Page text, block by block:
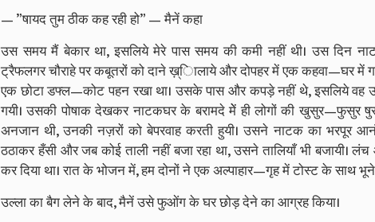
— ”षायद तुम ठीक कह रही हो” — मैनें कहा
उस समय मैं बेकार था, इसलिये मेरे पास समय की कमी नहीं थी। उस दिन
ट्रैफलगर चौराहे पर कबूतरों को दाने ख़्िालाये और दोपहर में एक कहवा—घर में
एक छोटा डफ्ल—कोट पहन रखा था। उसके पास और कपड़े नहीं थे, इसलिये वह
गयी। उसकी पोषाक देखकर नाटकघर के बरामदे मेें ही लोगों की खुसुर—फुसुर
अनजान थी, उनकी नज़रों को बेपरवाह करती हुयी। उसने नाटक का भरपूर
ठठाकर हँसी और जब कोई ताली नहीं बजा रहा था, उसने तालियाँ भी बजायी।
कर दिया था। रात के भोजन में, हम दोनों ने एक अल्पाहार—गृह में टोस्ट के साथ भूने
उल्ला का बैग लेने के बाद, मैनें उसे फुओंग के घर छोड़ देने का आग्रह किया।